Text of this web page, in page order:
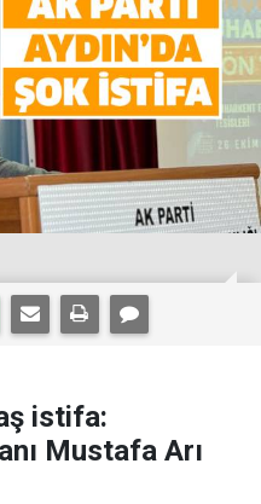
istifa:
Mustafa Arı